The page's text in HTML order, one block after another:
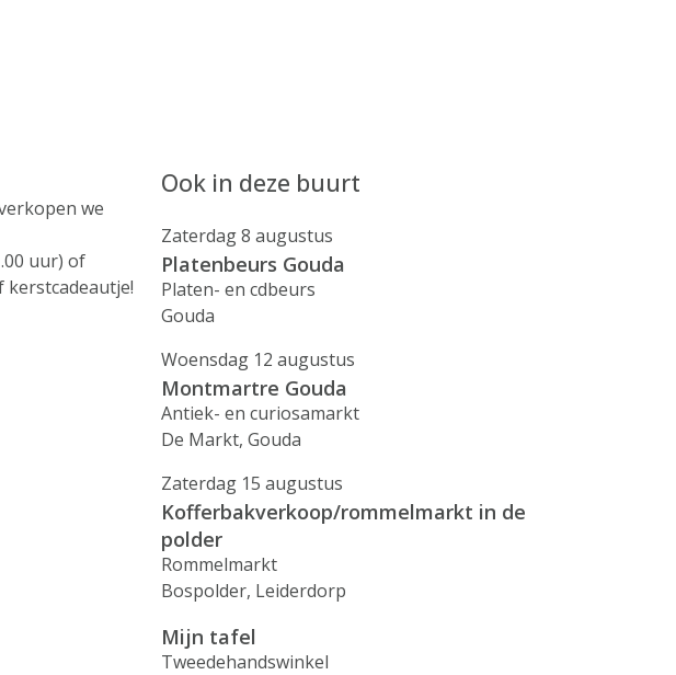
we
uur) of
kerstcadeautje!
Ook in deze buurt
Zaterdag 8 augustus
Platenbeurs Gouda
Platen- en cdbeurs
Gouda
Woensdag 12 augustus
Montmartre Gouda
Antiek- en curiosamarkt
De Markt, Gouda
Zaterdag 15 augustus
Kofferbakverkoop/rommelmarkt in de
polder
Rommelmarkt
Bospolder, Leiderdorp
Mijn tafel
Tweedehandswinkel